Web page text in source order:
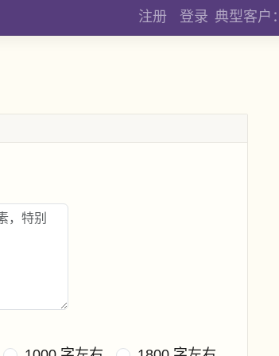
注册 登录 典型客户：